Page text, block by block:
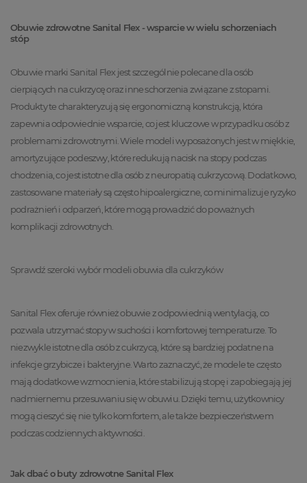
Obuwie zdrowotne Sanital Flex - wsparcie w wielu schorzeniach
stóp
Obuwie marki Sanital Flex jest szczególnie polecane dla osób
cierpiących na cukrzycę oraz inne schorzenia związane z stopami.
Produkty te charakteryzują się ergonomiczną konstrukcją, która
zapewnia odpowiednie wsparcie, co jest kluczowe w przypadku osób z
problemami zdrowotnymi. Wiele modeli wyposażonych jest w miękkie,
amortyzujące podeszwy, które redukują nacisk na stopy podczas
chodzenia, co jest istotne dla osób z neuropatią cukrzycową. Dodatkowo,
zastosowane materiały są często hipoalergiczne, co minimalizuje ryzyko
podrażnień i odparzeń, które mogą prowadzić do poważnych
komplikacji zdrowotnych.
Sprawdź szeroki wybór modeli obuwia dla cukrzyków
Sanital Flex oferuje również obuwie z odpowiednią wentylacją, co
pozwala utrzymać stopy w suchości i komfortowej temperaturze. To
niezwykle istotne dla osób z cukrzycą, które są bardziej podatne na
infekcje grzybicze i bakteryjne. Warto zaznaczyć, że modele te często
mają dodatkowe wzmocnienia, które stabilizują stopę i zapobiegają jej
nadmiernemu przesuwaniu się w obuwiu. Dzięki temu, użytkownicy
mogą cieszyć się nie tylko komfortem, ale także bezpieczeństwem
podczas codziennych aktywności.
Jak dbać o buty zdrowotne Sanital Flex